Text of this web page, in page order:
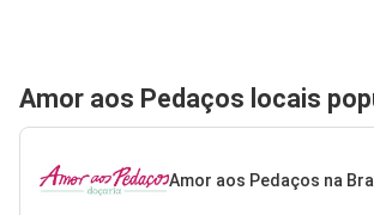
Amor aos Pedaços locais
Amor aos Pedaços na